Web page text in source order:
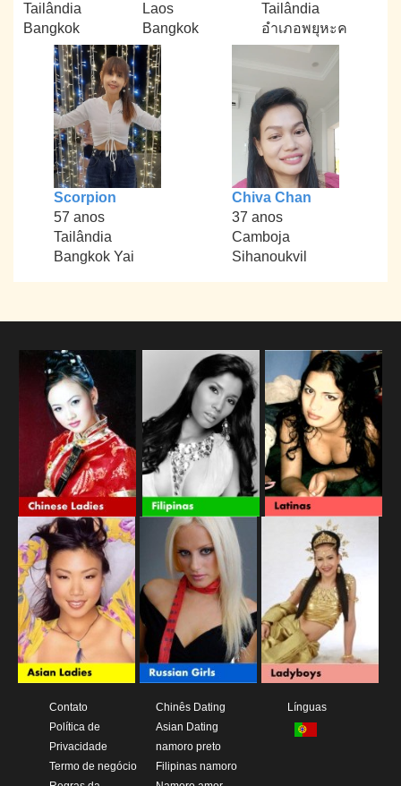
Tailândia
Bangkok
Laos
Bangkok
Tailândia
อำเภอพยุหะค
Scorpion
57 anos
Tailândia
Bangkok Yai
Chiva Chan
37 anos
Camboja
Sihanoukvil
Contato
Política de
Privacidade
Termo de negócio
Chinês Dating
Asian Dating
namoro preto
Filipinas namoro
Línguas